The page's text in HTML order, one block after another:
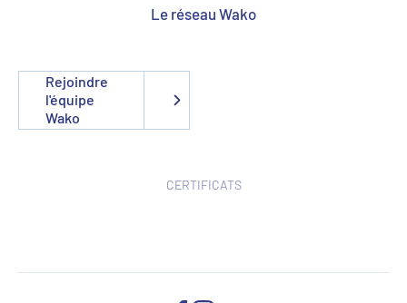
Le réseau Wako
Rejoindre
l'équipe
Wako
CERTIFICATS